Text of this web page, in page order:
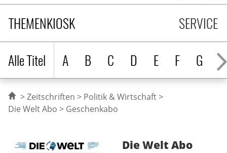
THEMENKIOSK
Alle Titel
A B C D E F G H
SERVICE
Zeitschriften
Politik & Wirtschaft
Die Welt Abo
Geschenkabo
Die Welt Abo